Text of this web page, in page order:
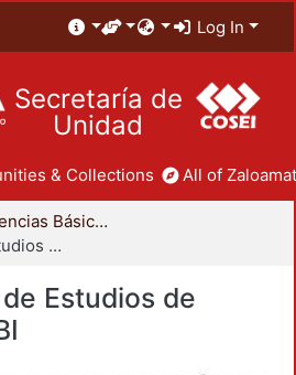
Log In
Secretaría de
Unidad
& Collections All of
División de Ciencias Básicas e Ingeniería
Coordinación de Estudios de Posgrado - CBI
Estudios de